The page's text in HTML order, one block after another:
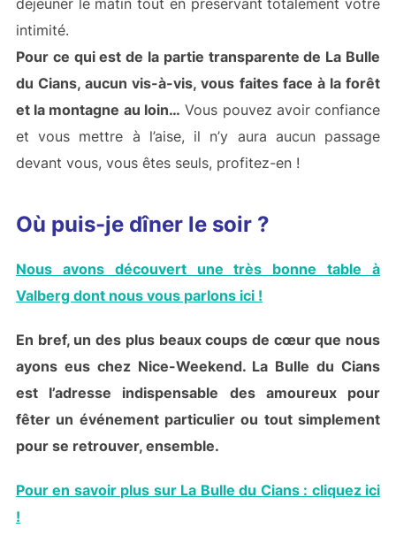
déjeuner le matin tout en préservant totalement votre
intimité.
Pour ce qui est de la partie transparente de La Bulle
du Cians, aucun vis-à-vis, vous faites face à la forêt
et la montagne au loin… Vous pouvez avoir confiance
et vous mettre à l’aise, il n’y aura aucun passage
devant vous, vous êtes seuls, profitez-en !
Où puis-je dîner le soir ?
Nous avons découvert une très bonne table à
Valberg dont nous vous parlons ici !
En bref, un des plus beaux coups de cœur que nous
ayons eus chez Nice-Weekend. La Bulle du Cians
est l’adresse indispensable des amoureux pour
fêter un événement particulier ou tout simplement
pour se retrouver, ensemble.
Pour en savoir plus sur La Bulle du Cians : cliquez ici
!